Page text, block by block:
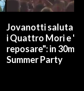
Jovanotti saluta la
i Quattro Mori e
reposare": in
Summer Party